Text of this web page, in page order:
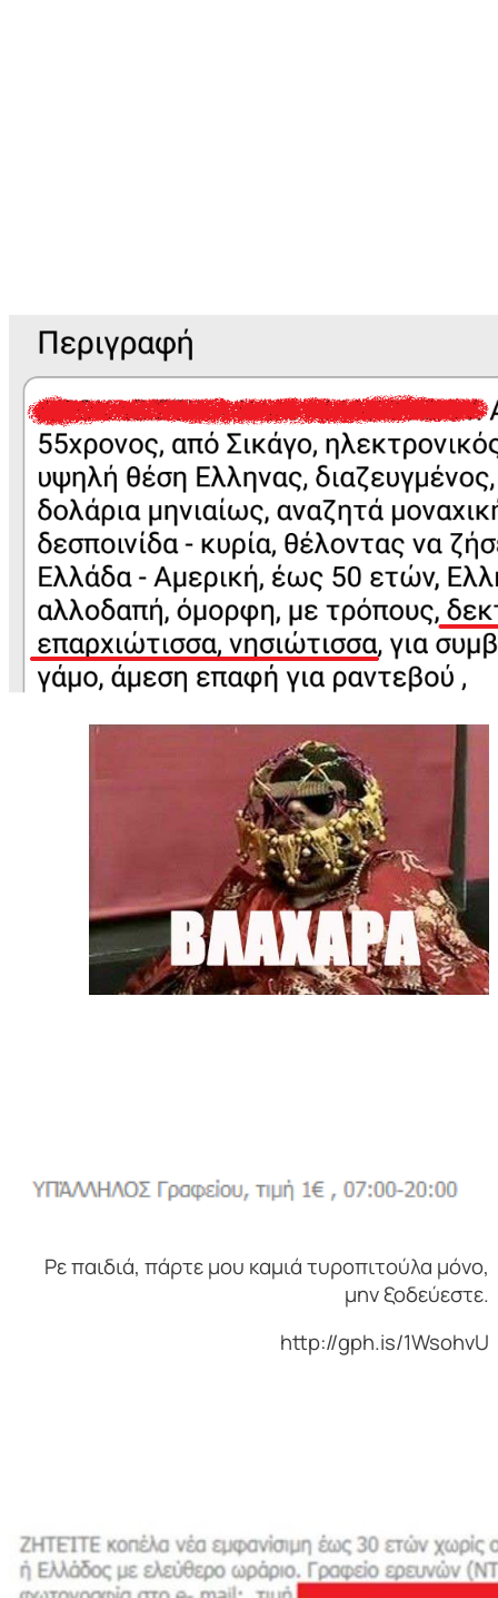
Ρε παιδιά, πάρτε μου καμιά τυροπιτούλα μόνο,
μην ξοδεύεστε.
http://gph.is/1WsohvU